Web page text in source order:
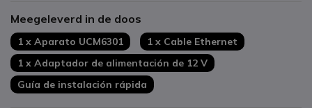
Meegeleverd in de doos
1 x Aparato UCM6301
1 x Cable Ethernet
1 x Adaptador de alimentación de 12 V
Guía de instalación rápida